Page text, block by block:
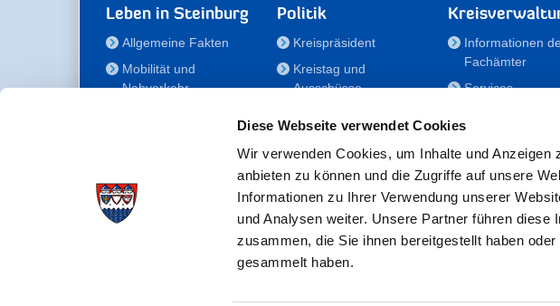
Diese Webseite verwendet Cookies
Wir verwenden Cookies, um Inhalte und
anbieten zu können und die Zugriffe auf unsere
Informationen zu Ihrer Verwendung unserer
und Analysen weiter. Unsere Partner führen
zusammen, die Sie ihnen bereitgestellt haben
gesammelt haben.
Leben in Steinburg
Allgemeine Fakten
Mobilität und
Nahverkehr
Gesundheit
Bildung
Politik
Kreispräsident
Kreistag und
Ausschüsse
für Menschen mit
Behinderung
Der
Kreisseniorenbeirat
Förderstiftung
Fördergesellschaft/Sportförderung
Informationen
Fachämter
Services
Nachwuchskräfte
Notdienste
Formulare/
RSS-Feeds